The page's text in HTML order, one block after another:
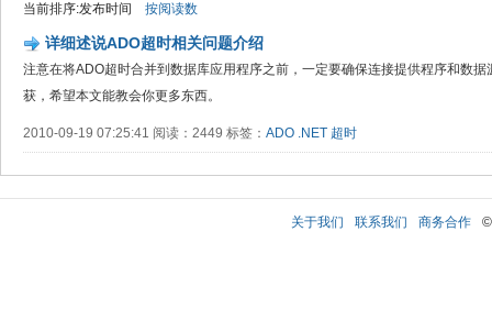
当前排序:发布时间 按阅读数
详细述说ADO超时相关问题介绍
注意在将ADO超时合并到数据库应用程序之前，一定要确保连接提供程序和数
获，希望本文能教会你更多东西。
2010-09-19 07:25:41 阅读：2449 标签： ADO .NET 超时
关于我们 联系我们 商务合作